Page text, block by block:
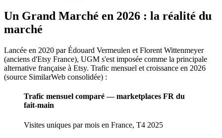
Un Grand Marché en 2026 : la réalité du
marché
Lancée en 2020 par Édouard Vermeulen et Florent Wittenmeyer
(anciens d'Etsy France), UGM s'est imposée comme la principale
alternative française à Etsy. Trafic mensuel et croissance en 2026
(source SimilarWeb consolidée) :
Trafic mensuel comparé — marketplaces FR du
fait-main
Visites uniques par mois en France, T4 2025